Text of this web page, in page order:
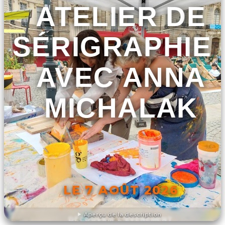
Aperçu de la description
ATELIER DE
SÉRIGRAPHIE
AVEC ANNA
MICHALAK
LE 7 AOÛT 2026
DÉCOUVRIR L'ÉVÉNEMENT